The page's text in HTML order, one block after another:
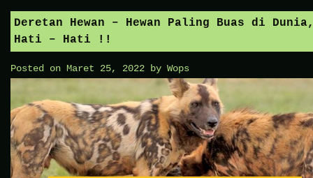
Deretan Hewan – Hewan Paling Buas di
Hati – Hati !!
Posted on Maret 25, 2022 by Wops